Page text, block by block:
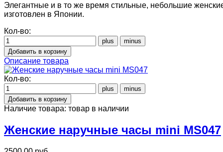
Элегантные и в то же время стильные, небольшие
изготовлен в Японии.
Кол-во:
Описание товара
Кол-во:
Наличие товара: товар в наличии
Женские наручные часы mini MS047